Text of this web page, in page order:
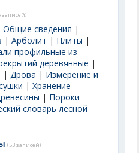
записей)
сведения |
|Арболит | Плиты |
профильные из
деревянные |
|Дрова | Измерение и
|Хранение
| Пороки
словарь лесной
(53 записей)